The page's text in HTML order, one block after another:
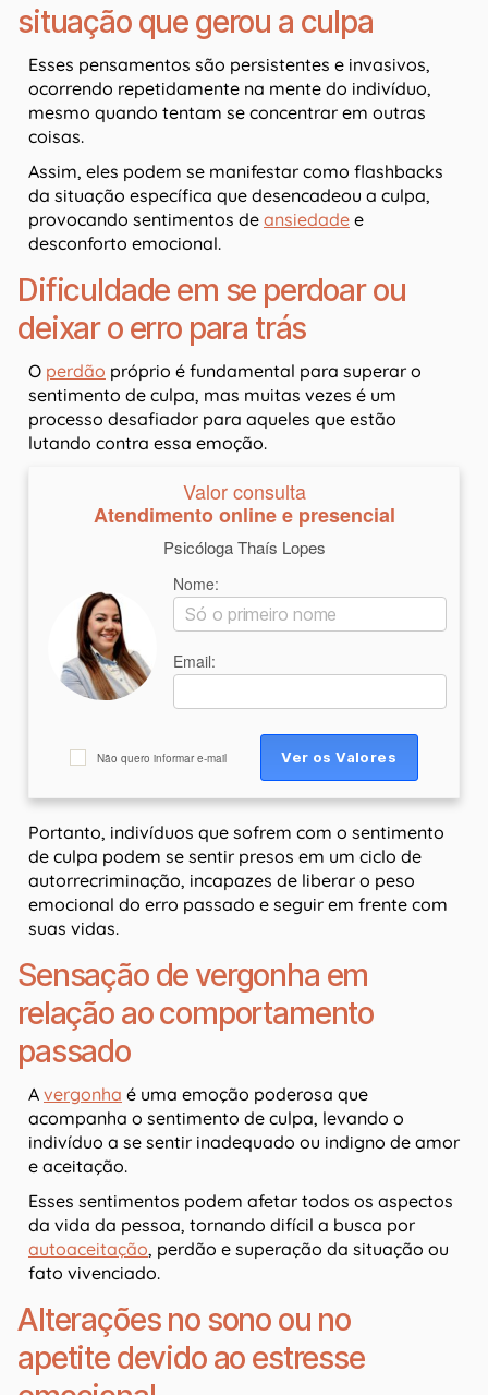
situação que gerou a culpa
Esses pensamentos são persistentes e invasivos,
ocorrendo repetidamente na mente do indivíduo,
mesmo quando tentam se concentrar em outras
coisas.
Assim, eles podem se manifestar como flashbacks
da situação específica que desencadeou a culpa,
provocando sentimentos de ansiedade e
desconforto emocional.
Dificuldade em se perdoar ou
deixar o erro para trás
O perdão próprio é fundamental para superar o
sentimento de culpa, mas muitas vezes é um
processo desafiador para aqueles que estão
lutando contra essa emoção.
Valor consulta
Atendimento online e presencial
Psicóloga Thaís Lopes
Nome:
Email:
Não quero informar e-mail
Portanto, indivíduos que sofrem com o sentimento
de culpa podem se sentir presos em um ciclo de
autorrecriminação, incapazes de liberar o peso
emocional do erro passado e seguir em frente com
suas vidas.
Sensação de vergonha em
relação ao comportamento
passado
A vergonha é uma emoção poderosa que
acompanha o sentimento de culpa, levando o
indivíduo a se sentir inadequado ou indigno de amor
e aceitação.
Esses sentimentos podem afetar todos os aspectos
da vida da pessoa, tornando difícil a busca por
autoaceitação, perdão e superação da situação ou
fato vivenciado.
Alterações no sono ou no
apetite devido ao estresse